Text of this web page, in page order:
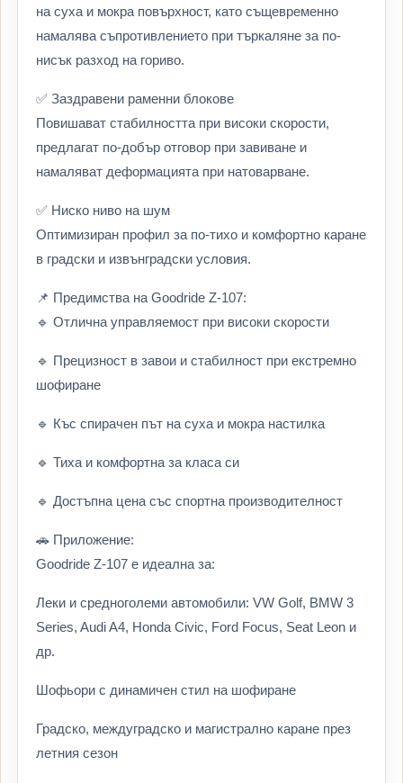
на суха и мокра повърхност, като същевременно
намалява съпротивлението при търкаляне за по-
нисък разход на гориво.
✅ Заздравени раменни блокове
Повишават стабилността при високи скорости,
предлагат по-добър отговор при завиване и
намаляват деформацията при натоварване.
✅ Ниско ниво на шум
Оптимизиран профил за по-тихо и комфортно каране
в градски и извънградски условия.
📌 Предимства на Goodride Z-107:
🔹 Отлична управляемост при високи скорости
🔹 Прецизност в завои и стабилност при екстремно
шофиране
🔹 Къс спирачен път на суха и мокра настилка
🔹 Тиха и комфортна за класа си
🔹 Достъпна цена със спортна производителност
🚗 Приложение:
Goodride Z-107 е идеална за:
Леки и средноголеми автомобили: VW Golf, BMW 3
Series, Audi A4, Honda Civic, Ford Focus, Seat Leon и
др.
Шофьори с динамичен стил на шофиране
Градско, междуградско и магистрално каране през
летния сезон